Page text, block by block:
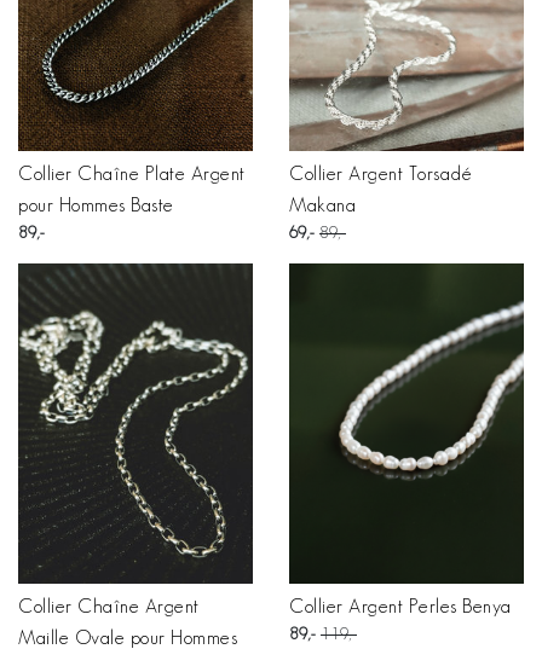
Collier Chaîne Plate Argent
pour Hommes Baste
89
Collier Argent Torsadé
Makana
69 89
Collier Chaîne Argent
Maille Ovale pour Hommes
Collier Argent Perles Benya
89 119